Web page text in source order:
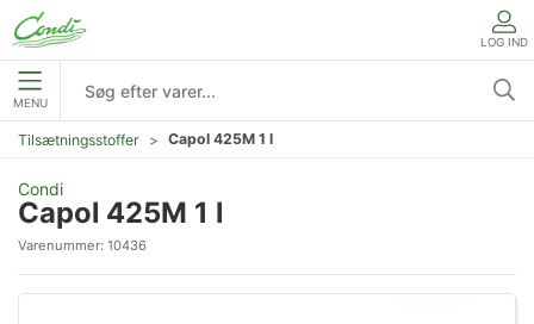
LOG IND
MENU
Tilsætningsstoffer Capol 425M 1 l
Condi
Capol 425M 1 l
Varenummer: 10436